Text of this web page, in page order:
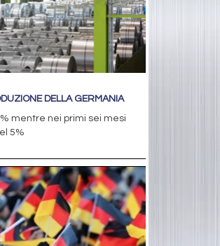
DELLA GERMANIA
mentre nei primi sei mesi
5%